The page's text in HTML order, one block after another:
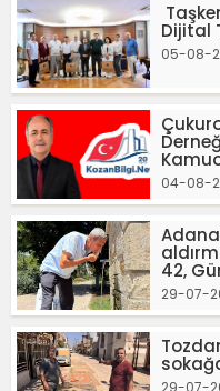
Dijital
05-08-
04-08-
42,
29-07-
29-07-